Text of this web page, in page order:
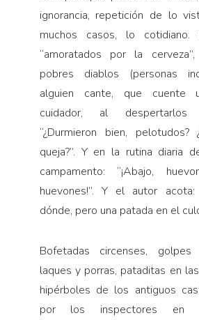
ignorancia, repetición de lo
muchos casos, lo cotidiano.
“amoratados por la
pobres diablos (personas
alguien cante, que cuente
cuidador, al
“¿Durmieron bien, pelotudos?
queja?”. Y en la rutina diaria
campamento: “¡Abajo,
huevones!”. Y el autor
dónde, pero una patada en el
Bofetadas circenses,
laques y porras, pataditas en
hipérboles de los antiguos
por los inspectores en